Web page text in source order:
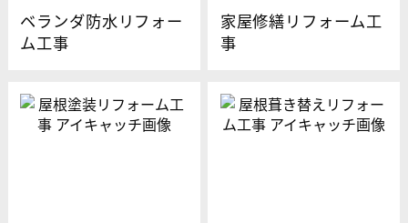
ベランダ防水リフォー
ム工事
家屋修繕リフォーム工
事